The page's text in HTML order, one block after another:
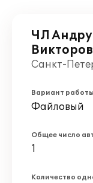
ЧЛ
Санкт-
Вариант работы
Файловый
Общее число
1
Количество